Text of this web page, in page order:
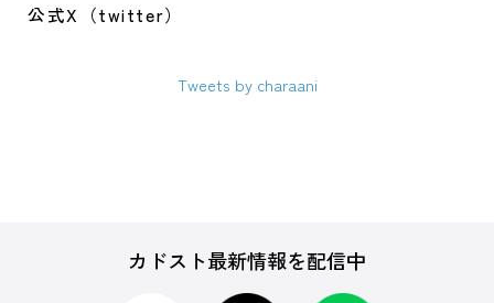
公式X（twitter）
Tweets by charaani
カドスト最新情報を配信中